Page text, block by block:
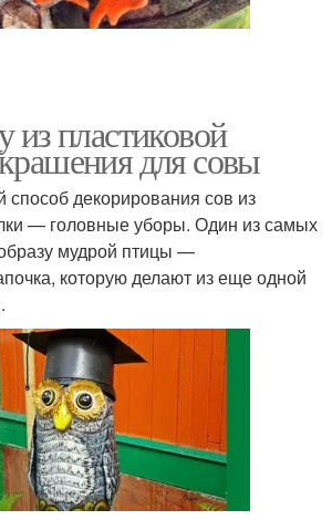
из пластиковой
для совы
способ декорирования сов из
— головные уборы. Один из самых
мудрой птицы —
которую делают из еще одной